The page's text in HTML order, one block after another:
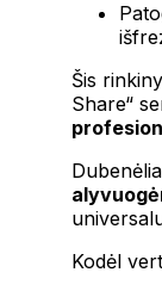
Šis
Share“
Kodėl